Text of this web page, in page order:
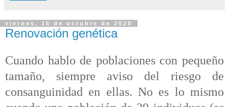
viernes, 16 de octubre de 2020
Renovación genética
Cuando hablo de poblaciones con pequeño
tamaño, siempre aviso del riesgo de
consanguinidad en ellas. No es lo mismo